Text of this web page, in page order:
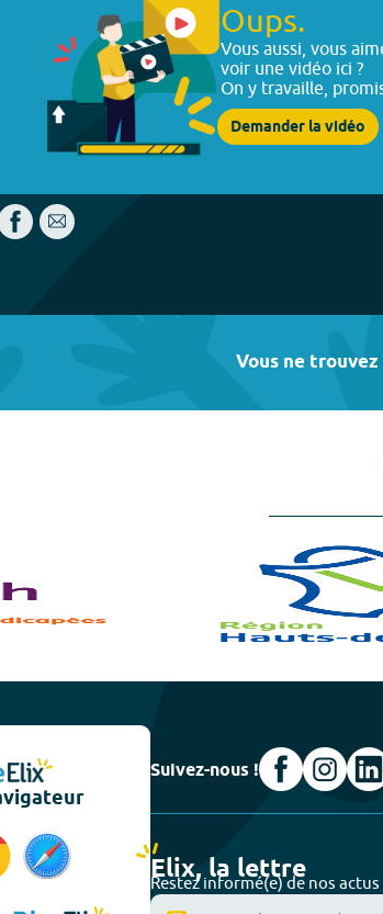
Oups.
Vous aussi, vous
voir une vidéo ici ?
On y travaille,
Demander la vidéo
Vous ne trouvez
Suivez-nous !
Elix, la lettre
Restez informé(e) de nos